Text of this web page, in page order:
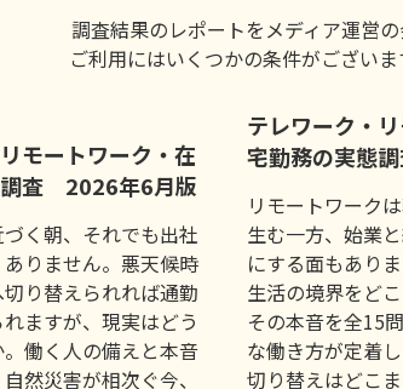
調査結果のレポートをメディア運営
ご利用にはいくつかの条件がござい
モートワーク・在
調査 2026年6月版
く朝、それでも出社
りません。悪天候時
り替えられれば通勤
ますが、現実はどう
働く人の備えと本音
然災害が相次ぐ今、
テレワーク・
宅勤務の実態
リモートワーク
生む一方、始業
にする面もあり
生活の境界をど
その本音を全15
な働き方が定着
切り替えはどこ